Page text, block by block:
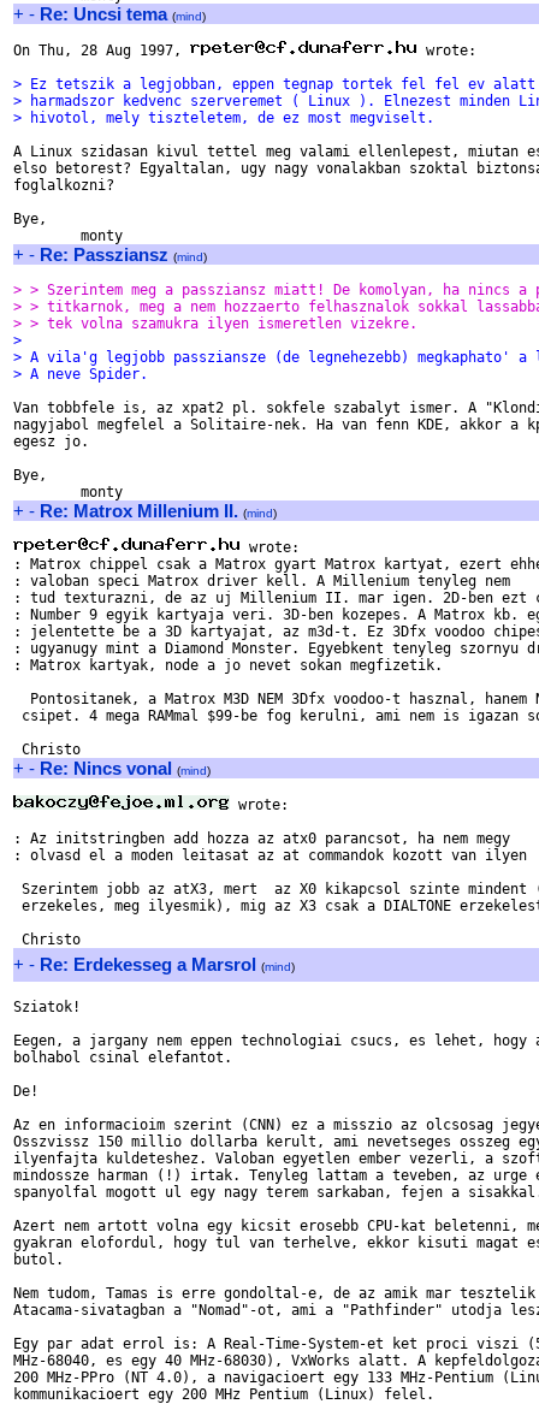
+ - Re: Uncsi tema (mind)
On Thu, 28 Aug 1997,
wrote:
> Ez tetszik a legjobban, eppen tegnap tortek fel fel ev alatt
> harmadszor kedvenc szerveremet ( Linux ). Elnezest minden
> hivotol, mely tiszteletem, de ez most megviselt.
A Linux szidasan kivul tettel meg valami ellenlepest, miutan
elso betorest? Egyaltalan, ugy nagy vonalakban szoktal
foglalkozni?
Bye,
+ - Re: Passziansz (mind)
> > Szerintem meg a passziansz miatt! De komolyan, ha nincs a
> > titkarnok, meg a nem hozzaerto felhasznalok sokkal
> > tek volna szamukra ilyen ismeretlen vizekre.
>
> A vila'g legjobb passziansze (de legnehezebb) megkaphato'
> A neve Spider.
Van tobbfele is, az xpat2 pl. sokfele szabalyt ismer. A
nagyjabol megfelel a Solitaire-nek. Ha van fenn KDE, akkor a
egesz jo.
Bye,
+ - Re: Matrox Millenium II. (mind)
wrote:
: Matrox chippel csak a Matrox gyart Matrox kartyat, ezert
: valoban speci Matrox driver kell. A Millenium tenyleg nem
: tud texturazni, de az uj Millenium II. mar igen. 2D-ben ezt
: Number 9 egyik kartyaja veri. 3D-ben kozepes. A Matrox kb.
: jelentette be a 3D kartyajat, az m3d-t. Ez 3Dfx voodoo
: ugyanugy mint a Diamond Monster. Egyebkent tenyleg szornyu
: Matrox kartyak, node a jo nevet sokan megfizetik.
Pontositanek, a Matrox M3D NEM 3Dfx voodoo-t hasznal, hanem
csipet. 4 mega RAMmal $99-be fog kerulni, ami nem is igazan
+ - Re: Nincs vonal (mind)
wrote:
: Az initstringben add hozza az atx0 parancsot, ha nem megy
: olvasd el a moden leitasat az at commandok kozott van ilyen
Szerintem jobb az atX3, mert  az X0 kikapcsol szinte mindent
erzekeles, meg ilyesmik), mig az X3 csak a DIALTONE
+ - Re: Erdekesseg a Marsrol (mind)
Sziatok!
Eegen, a jargany nem eppen technologiai csucs, es lehet, hogy a
bolhabol csinal elefantot.
De!
Az en informacioim szerint (CNN) ez a misszio az olcsosag
Osszvissz 150 millio dollarba kerult, ami nevetseges osszeg
ilyenfajta kuldeteshez. Valoban egyetlen ember vezerli, a
mindossze harman (!) irtak. Tenyleg lattam a teveben, az urge
spanyolfal mogott ul egy nagy terem sarkaban, fejen a
Azert nem artott volna egy kicsit erosebb CPU-kat beletenni,
gyakran elofordul, hogy tul van terhelve, ekkor kisuti magat
butol.
Nem tudom, Tamas is erre gondoltal-e, de az amik mar tesztelik
Atacama-sivatagban a "Nomad"-ot, ami a "Pathfinder" utodja
Egy par adat errol is: A Real-Time-System-et ket proci viszi
MHz-68040, es egy 40 MHz-68030), VxWorks alatt. A
200 MHz-PPro (NT 4.0), a navigacioert egy 133 MHz-Pentium
kommunikacioert egy 200 MHz Pentium (Linux) felel.